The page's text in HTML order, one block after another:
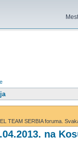
TEAM SERBIA foruma.
na